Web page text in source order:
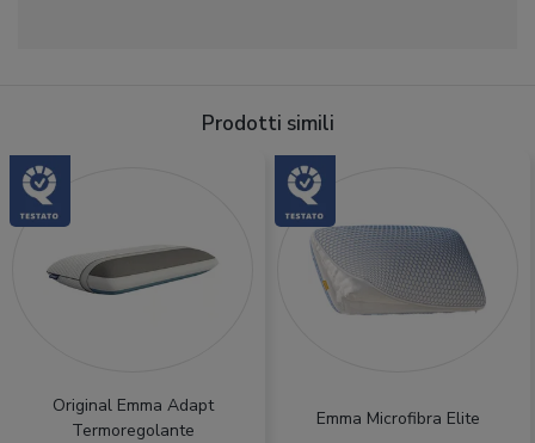
Prodotti simili
Original Emma Adapt
Termoregolante
Emma Microfibra Elite